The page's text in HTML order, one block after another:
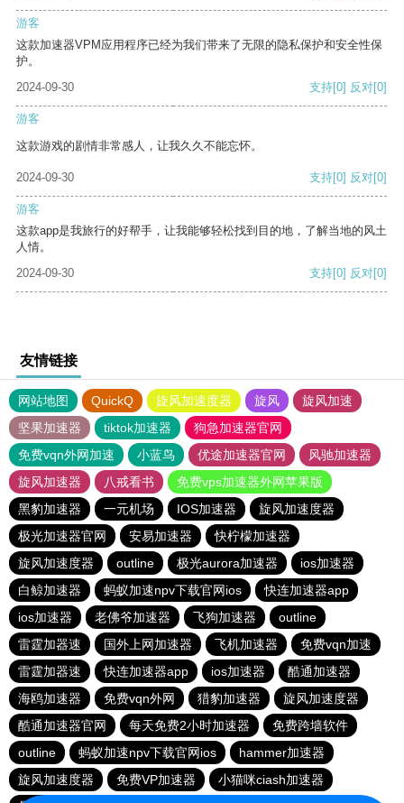
游客
这款加速器VPM应用程序已经为我们带来了无限的隐私保护和安全性保
护。
2024-09-30
支持[0] 反对[0]
游客
这款游戏的剧情非常感人，让我久久不能忘怀。
2024-09-30 支持[0] 反对[0]
游客
这款app是我旅行的好帮手，让我能够轻松找到目的地，了解当地的风土
人情。
2024-09-30
支持[0] 反对[0]
友情链接
网站地图 QuickQ 旋风加速度器 旋风
旋风加速
坚果加速器
tiktok加速器
狗急加速器官网
免费vqn外网加速
小蓝鸟 优途加速器官网
风驰加速器
旋风加速器
八戒看书
免费vps加速器外网苹果版
黑豹加速器
一元机场 IOS加速器
旋风加速度器
极光加速器官网
安易加速器
快柠檬加速器
旋风加速度器
outline 极光aurora加速器
ios加速器
白鲸加速器
蚂蚁加速npv下载官网ios
快连加速器app
ios加速器
老佛爷加速器 飞狗加速器
outline
雷霆加器速
国外上网加速器 飞机加速器
免费vqn加速
雷霆加器速
快连加速器app ios加速器
酷通加速器
海鸥加速器
免费vqn外网 猎豹加速器
旋风加速度器
酷通加速器官网
每天免费2小时加速器
免费跨墙软件
outline
蚂蚁加速npv下载官网ios
hammer加速器
旋风加速度器
免费VP加速器
小猫咪ciash加速器